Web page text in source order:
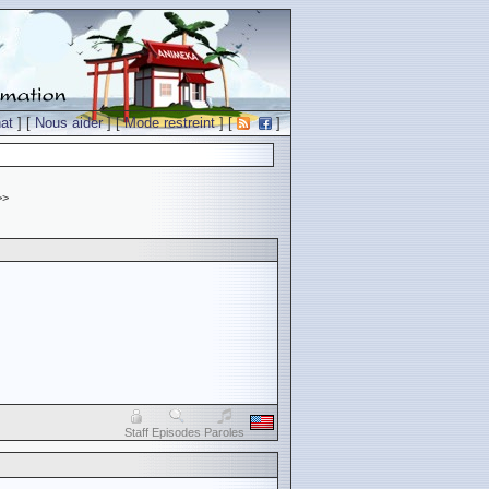
] [Nous aider] [Mode restreint] [ ]
Staff Episodes Paroles